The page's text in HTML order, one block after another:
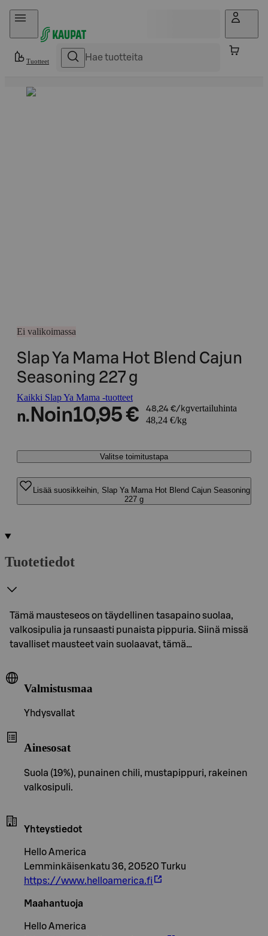
Hyppää sisältöön
Tuotteet
Ei valikoimassa
Slap Ya Mama Hot Blend Cajun
Seasoning 227 g
Kaikki Slap Ya Mama -tuotteet
n. Noin10,95 € 48,24 €/kgvertailuhinta
48,24 €/kg
Valitse toimitustapa
Lisää suosikkeihin, Slap Ya Mama Hot Blend Cajun Seasoning
227 g
Tuotetiedot
Tämä mausteseos on täydellinen tasapaino suolaa,
valkosipulia ja runsaasti punaista pippuria. Siinä missä
tavalliset mausteet vain suolaavat, tämä…
Valmistusmaa
Yhdysvallat
Ainesosat
Suola (19%), punainen chili, mustapippuri, rakeinen
valkosipuli.
Yhteystiedot
Hello America
Lemminkäisenkatu 36, 20520 Turku
https://www.helloamerica.fi
Maahantuoja
Hello America